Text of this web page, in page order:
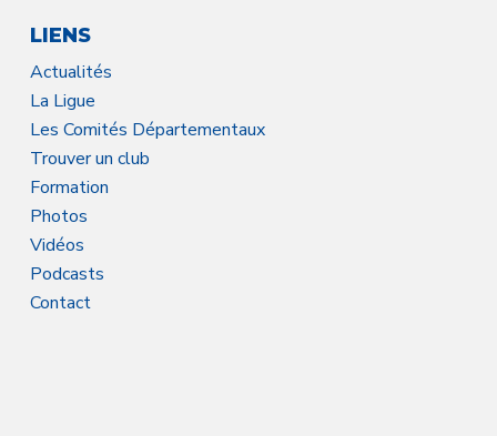
LIENS
Actualités
La Ligue
Les Comités Départementaux
Trouver un club
Formation
Photos
Vidéos
Podcasts
Contact